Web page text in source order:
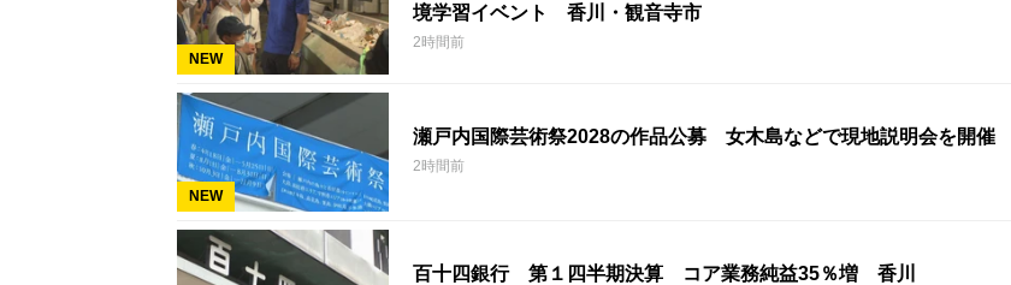
NEW
境学習イベント 香川・観音寺市
2時間前
NEW
瀬戸内国際芸術祭2028の作品公募 女木島などで現地説明会を開催
2時間前
百十四銀行 第１四半期決算 コア業務純益35％増 香川